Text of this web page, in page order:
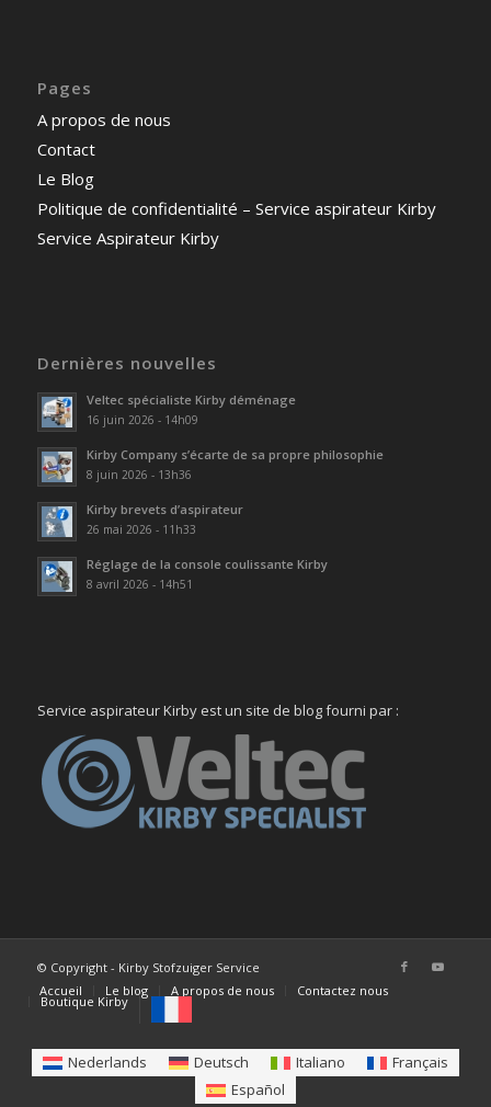
Pages
A propos de nous
Contact
Le Blog
Politique de confidentialité – Service aspirateur Kirby
Service Aspirateur Kirby
Dernières nouvelles
Veltec spécialiste Kirby déménage
16 juin 2026 - 14h09
Kirby Company s’écarte de sa propre philosophie
8 juin 2026 - 13h36
Kirby brevets d’aspirateur
26 mai 2026 - 11h33
Réglage de la console coulissante Kirby
8 avril 2026 - 14h51
Service aspirateur Kirby est un site de blog fourni par :
© Copyright - Kirby Stofzuiger Service
Accueil
Le blog A propos de nous Contactez nous
Boutique Kirby
Nederlands Deutsch Italiano
Français
Español